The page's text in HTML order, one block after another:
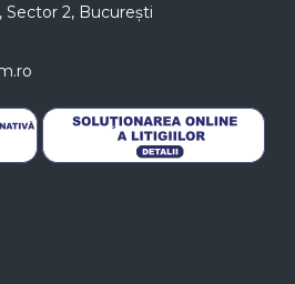
Sector 2, București